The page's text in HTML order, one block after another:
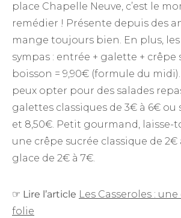
place Chapelle Neuve, c’est le
remédier ! Présente depuis des
mange toujours bien. En plus,
sympas : entrée + galette + crêpe
boisson = 9,90€ (formule du
peux opter pour des salades
galettes classiques de 3€ à 6€ ou
et 8,50€. Petit gourmand, laisse-
une crêpe sucrée classique de 2€
glace de 2€ à 7€.
☞ Lire l’article Les Casseroles :
folie